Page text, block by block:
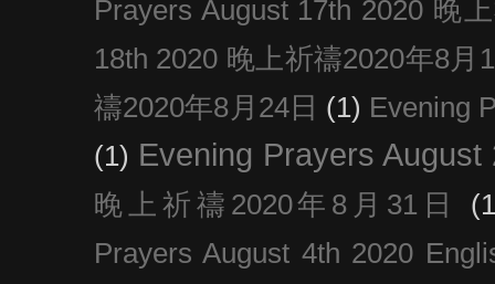
Prayers August 17th 2020 晚
18th 2020 晚上祈禱2020年8月
禱2020年8月24日 (1) Evening
(1) Evening Prayers August
晚上祈禱2020年8月31日
Prayers August 4th 2020